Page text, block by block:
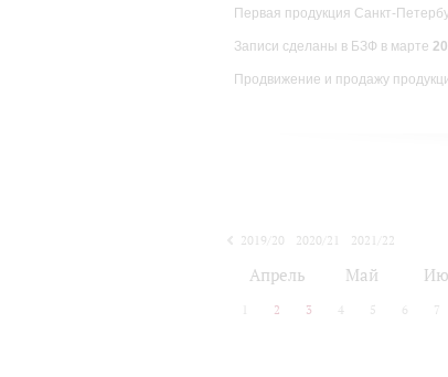
Первая продукция Санкт-
Записи сделаны в БЗФ в марте
Продвижение и продажу
2019/20 2020/21 2021/22
Апрель Май
2 3 4 5 6 7